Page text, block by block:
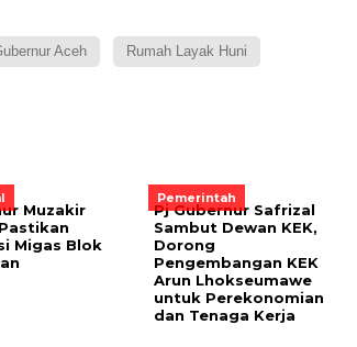
Aceh Rumah Layak Huni
Muzakir
Migas Blok
Pemerintah
Pj Gubernur Safrizal
Sambut Dewan KEK,
Dorong
Pengembangan KEK
Arun Lhokseumawe
untuk Perekonomian
dan Tenaga Kerja